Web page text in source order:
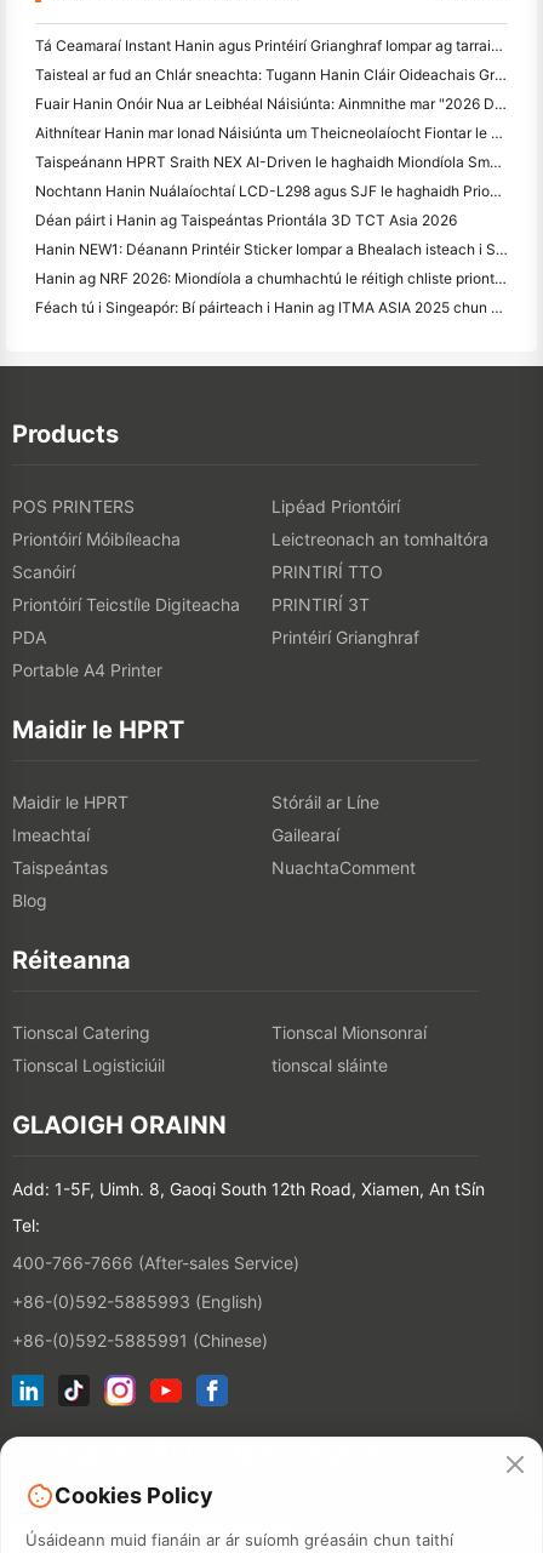
Tá Ceamaraí Instant Hanin agus Printéirí Grianghraf Iompar ag tarraingt spéis láidir ag IEAE Shenzhen 2026
Taisteal ar fud an Chlár sneachta: Tugann Hanin Cláir Oideachais Grianghrafadóireachta do Leanaí i Qamdo
Fuair Hanin Onóir Nua ar Leibhéal Náisiúnta: Ainmnithe mar "2026 Déanta sa tSín · Branda Iontaobhach ag Tomhaltóirí"
Aithnítear Hanin mar Ionad Náisiúnta um Theicneolaíocht Fiontar le haghaidh Ceannaireachta Nuálaíochta
Taispeánann HPRT Sraith NEX AI-Driven le haghaidh Miondíola Smart ag CHINASHOP 2026
Nochtann Hanin Nuálaíochtaí LCD-L298 agus SJF le haghaidh Priontála 3D Tionsclaíoch ag TCT Asia 2026
Déan páirt i Hanin ag Taispeántas Priontála 3D TCT Asia 2026
Hanin NEW1: Déanann Printéir Sticker Iompar a Bhealach isteach i Stóraí LOFT na Seapáine
Hanin ag NRF 2026: Miondíola a chumhachtú le réitigh chliste priontála iomlána
Féach tú i Singeapór: Bí páirteach i Hanin ag ITMA ASIA 2025 chun an Teicneolaíocht Phriontála Digiteach is déanaí a fheiceáil
Products
POS PRINTERS
Lipéad Priontóirí
Priontóirí Móibíleacha
Leictreonach an tomhaltóra
Scanóirí
PRINTIRÍ TTO
Priontóirí Teicstíle Digiteacha
PRINTIRÍ 3T
PDA
Printéirí Grianghraf
Portable A4 Printer
Maidir le HPRT
Maidir le HPRT
Stóráil ar Líne
Imeachtaí
Gailearaí
Taispeántas
NuachtaComment
Blog
Réiteanna
Tionscal Catering
Tionscal Mionsonraí
Tionscal Logisticiúil
tionscal sláinte
GLAOIGH ORAINN
Add: 1-5F, Uimh. 8, Gaoqi South 12th Road, Xiamen, An tSín
Tel:
400-766-7666 (After-sales Service)
+86-(0)592-5885993 (English)
+86-(0)592-5885991 (Chinese)
Cookies Policy
Úsáideann muid fianáin ar ár suíomh gréasáin chun taithí